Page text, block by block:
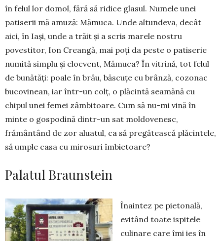
în felul lor domol, fără să ridice glasul. Numele unei
patiserii mă amuză: Mămuca. Unde altundeva, decât
aici, în Iași, unde a trăit și a scris marele nostru
povestitor, Ion Creangă, mai poți da peste o patiserie
numită simplu și elocvent, Mămuca? În vitrină, tot felul
de bunătăți: poale în brâu, băscuțe cu brânză, cozonac
bucovinean, iar într-un colț, o plăcintă seamănă cu
chipul unei femei zâmbitoare. Cum să nu-mi vină în
minte o gospodină dintr-un sat moldovenesc,
frământând de zor aluatul, ca să pregătească plăcintele,
să umple casa cu mirosuri îmbietoare?
Palatul Braunstein
Înaintez pe pietonală,
evitând toate ispitele
culinare care îmi ies în